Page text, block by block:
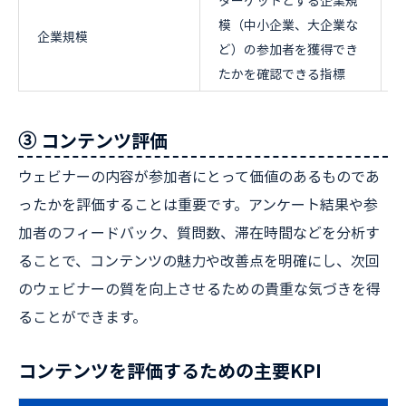
企業規模
模（中小企業、大企業な
ど）の参加者を獲得でき
たかを確認できる指標
③ コンテンツ評価
ウェビナーの内容が参加者にとって価値のあるものであ
ったかを評価することは重要です。アンケート結果や参
加者のフィードバック、質問数、滞在時間などを分析す
ることで、コンテンツの魅力や改善点を明確にし、次回
のウェビナーの質を向上させるための貴重な気づきを得
ることができます。
コンテンツを評価するための主要KPI